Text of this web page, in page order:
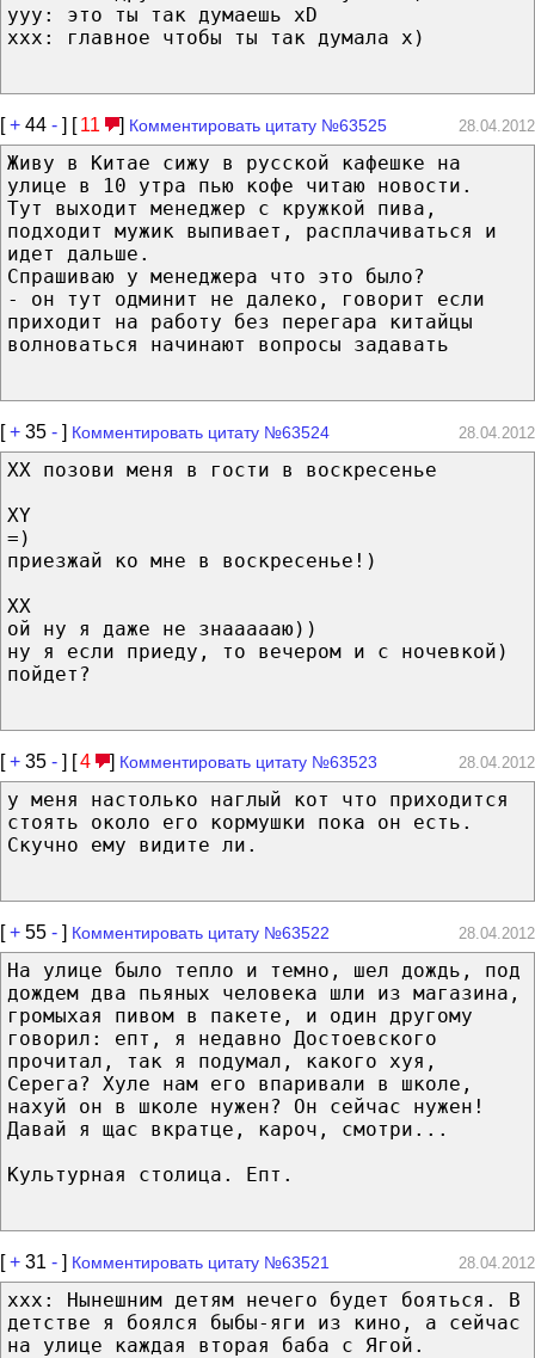
ууу: это ты так думаешь xD
ххх: главное чтобы ты так думала х)
[+ 44 - ] [ 11 ] Комментировать цитату №63525 28.04.2012
Живу в Китае сижу в русской кафешке на
улице в 10 утра пью кофе читаю новости.
Тут выходит менеджер с кружкой пива,
подходит мужик выпивает, расплачиваться и
идет дальше.
Спрашиваю у менеджера что это было?
- он тут одминит не далеко, говорит если
приходит на работу без перегара китайцы
волноваться начинают вопросы задавать
[+ 35 - ] Комментировать цитату №63524 28.04.2012
XX позови меня в гости в воскресенье
XY
=)
приезжай ко мне в воскресенье!)
XX
ой ну я даже не знаааааю))
ну я если приеду, то вечером и с ночевкой)
пойдет?
[+ 35 - ] [4 ] Комментировать цитату №63523 28.04.2012
у меня настолько наглый кот что приходится
стоять около его кормушки пока он есть.
Скучно ему видите ли.
[+ 55 - ] Комментировать цитату №63522 28.04.2012
На улице было тепло и темно, шел дождь, под
дождем два пьяных человека шли из магазина,
громыхая пивом в пакете, и один другому
говорил: епт, я недавно Достоевского
прочитал, так я подумал, какого хуя,
Серега? Хуле нам его впаривали в школе,
нахуй он в школе нужен? Он сейчас нужен!
Давай я щас вкратце, кароч, смотри...
Культурная столица. Епт.
[+ 31 - ] Комментировать цитату №63521 28.04.2012
xxx: Нынешним детям нечего будет бояться. В
детстве я боялся быбы-яги из кино, а сейчас
на улице каждая вторая баба с Ягой.